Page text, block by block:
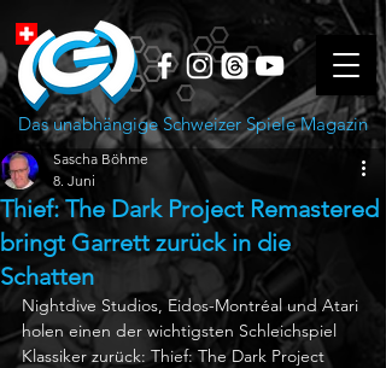
Das unabhängige Schweizer Spiele Magazin
Thief: The Dark Project Remastered
bringt Garrett zurück in die
Schatten
Sascha Böhme
8. Juni
Nightdive Studios, Eidos-Montréal und Atari
holen einen der wichtigsten Schleichspiel
Klassiker zurück: Thief: The Dark Project